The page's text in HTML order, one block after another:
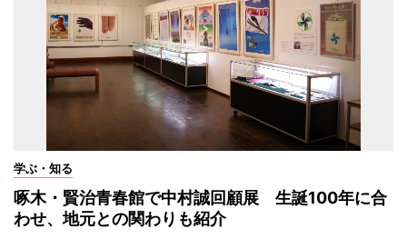
学ぶ・知る
啄木・賢治青春館で中村誠回顧展 生誕100年に合
わせ、地元との関わりも紹介